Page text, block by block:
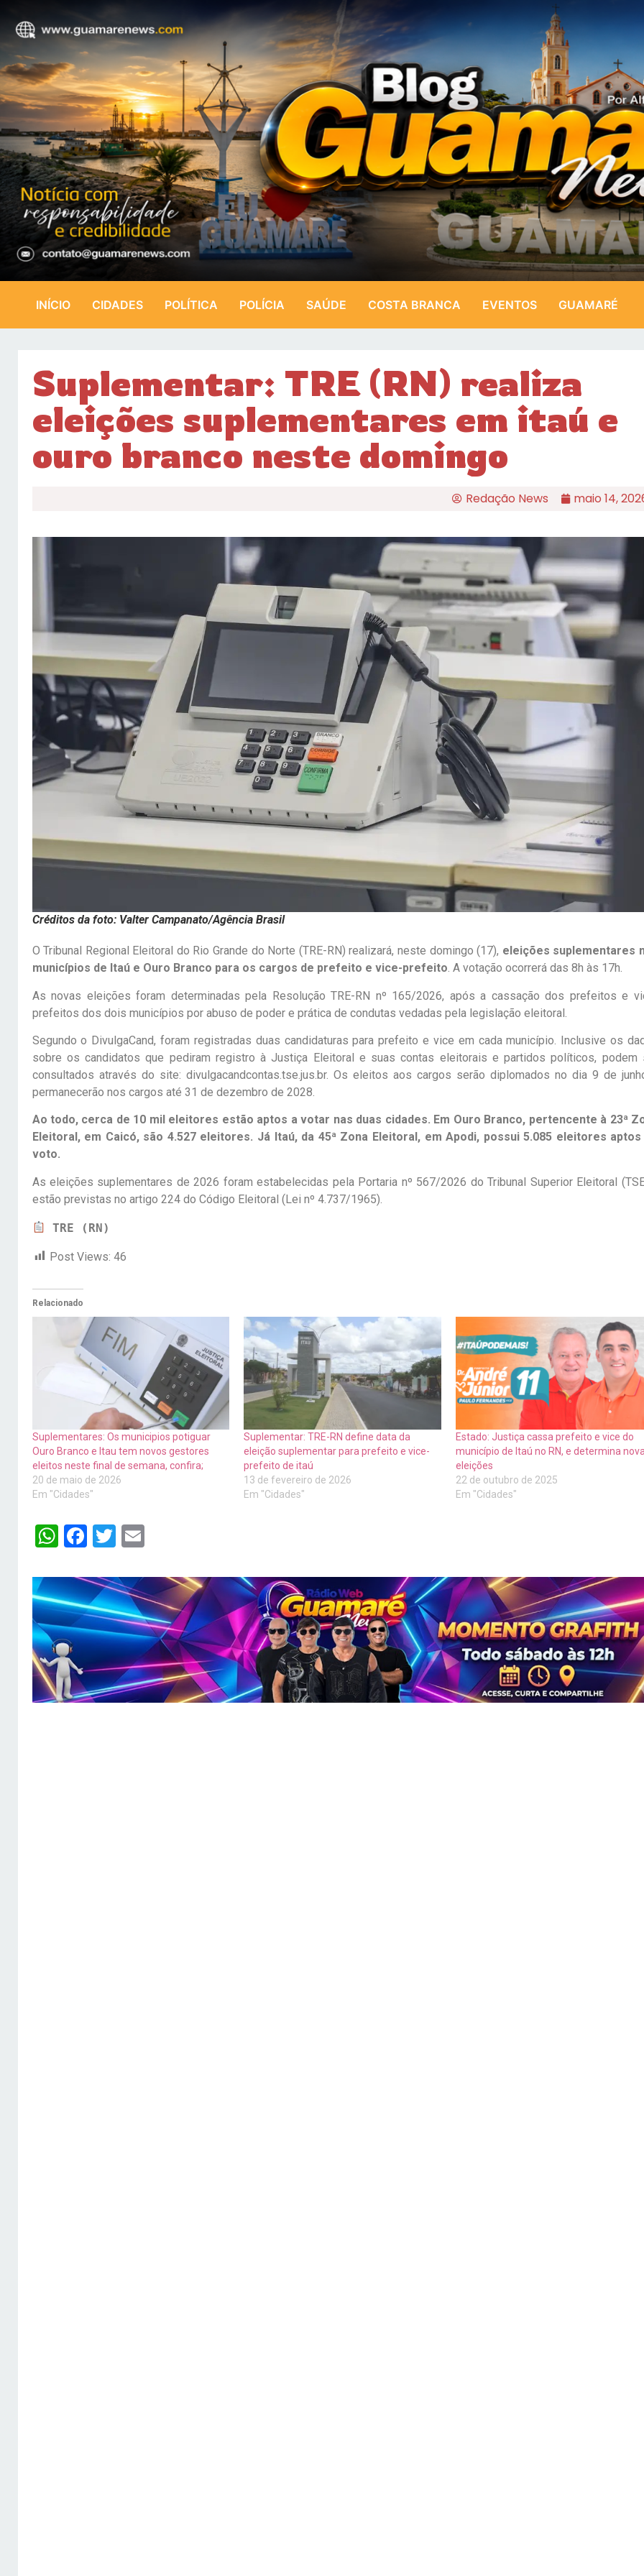
INÍCIO CIDADES POLÍTICA POLÍCIA SAÚDE COSTA BRANCA EVENTOS GUAMARÉ
Suplementar: TRE (RN) realiza
eleições suplementares em itaú e
ouro branco neste domingo
Redação News maio 14,
Créditos da foto: Valter Campanato/Agência Brasil
O Tribunal Regional Eleitoral do Rio Grande do Norte (TRE-RN) realizará, neste domingo (17), eleições suplementares
municípios de Itaú e Ouro Branco para os cargos de prefeito e vice-prefeito. A votação ocorrerá das 8h às 17h.
As novas eleições foram determinadas pela Resolução TRE-RN nº 165/2026, após a cassação dos prefeitos e
prefeitos dos dois municípios por abuso de poder e prática de condutas vedadas pela legislação eleitoral.
Segundo o DivulgaCand, foram registradas duas candidaturas para prefeito e vice em cada município. Inclusive os
sobre os candidatos que pediram registro à Justiça Eleitoral e suas contas eleitorais e partidos políticos, podem
consultados através do site: divulgacandcontas.tse.jus.br. Os eleitos aos cargos serão diplomados no dia 9 de
permanecerão nos cargos até 31 de dezembro de 2028.
Ao todo, cerca de 10 mil eleitores estão aptos a votar nas duas cidades. Em Ouro Branco, pertencente à 23ª
Eleitoral, em Caicó, são 4.527 eleitores. Já Itaú, da 45ª Zona Eleitoral, em Apodi, possui 5.085 eleitores
voto.
As eleições suplementares de 2026 foram estabelecidas pela Portaria nº 567/2026 do Tribunal Superior Eleitoral
estão previstas no artigo 224 do Código Eleitoral (Lei nº 4.737/1965).
TRE (RN)
Post Views: 46
Relacionado
Suplementares: Os municipios potiguar
Ouro Branco e Itau tem novos gestores
eleitos neste final de semana, confira;
20 de maio de 2026
Em "Cidades"
Suplementar: TRE-RN define data da
eleição suplementar para prefeito e vice-
prefeito de itaú
13 de fevereiro de 2026
Em "Cidades"
Estado: Justiça cassa prefeito e vice do
município de Itaú no RN, e determina
eleições
22 de outubro de 2025
Em "Cidades"
WhatsApp
Facebook
Twitter
Email